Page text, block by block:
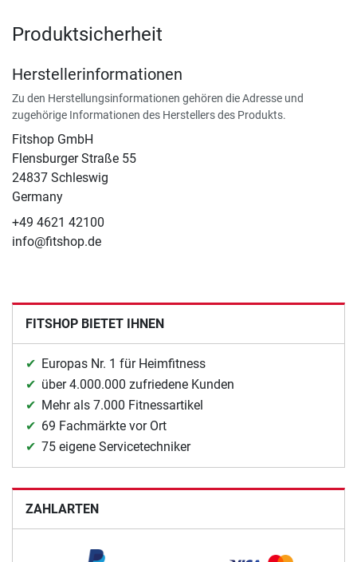
Produktsicherheit
Herstellerinformationen
Zu den Herstellungsinformationen gehören die Adresse und
zugehörige Informationen des Herstellers des Produkts.
Fitshop GmbH
Flensburger Straße 55
24837 Schleswig
Germany
+49 4621 42100
info@fitshop.de
FITSHOP BIETET IHNEN
Europas Nr. 1 für Heimfitness
über 4.000.000 zufriedene Kunden
Mehr als 7.000 Fitnessartikel
69 Fachmärkte vor Ort
75 eigene Servicetechniker
ZAHLARTEN